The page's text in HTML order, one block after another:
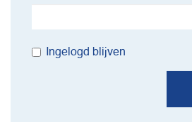
Ingelogd blijven